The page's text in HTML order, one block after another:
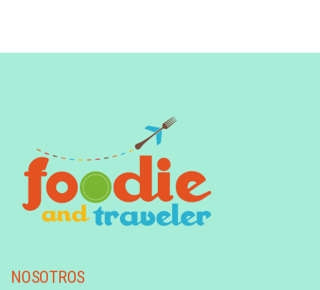
NOSOTROS